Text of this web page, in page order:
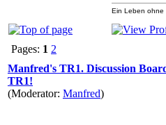
Ein Leben ohne
Pages: 1 2
Manfred's TR1. Discussion
TR1!
(Moderator: Manfred)